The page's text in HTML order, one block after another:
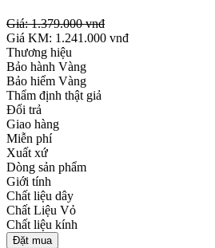
Giá:1.379.000 vnđ
Giá KM: 1.241.000 vnđ
Thương hiệu
Bảo hành Vàng
Bảo hiểm Vàng
Thẩm định thật giả
Đổi trả
Giao hàng
Miễn phí
Xuất xứ
Dòng sản phẩm
Giới tính
Chất liệu dây
Chất Liệu Vỏ
Chất liệu kính
Đặt mua